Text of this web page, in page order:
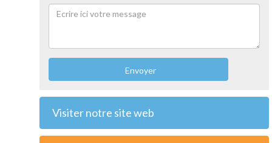
Envoyer
Visiter notre site web